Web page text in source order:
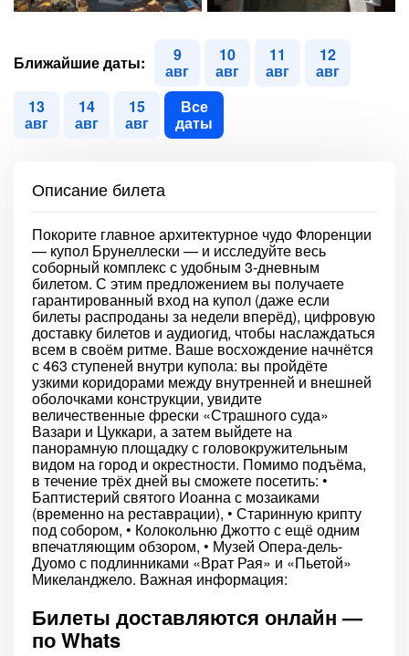
Ближайшие даты: 9
авг
10
авг
11
авг
12
авг
13
авг
14
авг
15
авг
Все
даты
Описание билета
Покорите главное архитектурное чудо Флоренции
— купол Брунеллески — и исследуйте весь
соборный комплекс с удобным 3-дневным
билетом. С этим предложением вы получаете
гарантированный вход на купол (даже если
билеты распроданы за недели вперёд), цифровую
доставку билетов и аудиогид, чтобы наслаждаться
всем в своём ритме. Ваше восхождение начнётся
с 463 ступеней внутри купола: вы пройдёте
узкими коридорами между внутренней и внешней
оболочками конструкции, увидите
величественные фрески «Страшного суда»
Вазари и Цуккари, а затем выйдете на
панорамную площадку с головокружительным
видом на город и окрестности. Помимо подъёма,
в течение трёх дней вы сможете посетить: ‭•
Баптистерий святого Иоанна с мозаиками
(временно на реставрации), ‭• Старинную крипту
под собором, ‭• Колокольню Джотто с ещё одним
впечатляющим обзором, ‭• Музей Опера-дель-
Дуомо с подлинниками «Врат Рая» и «Пьетой»
Микеланджело. Важная информация:
Билеты доставляются онлайн —
по Whats